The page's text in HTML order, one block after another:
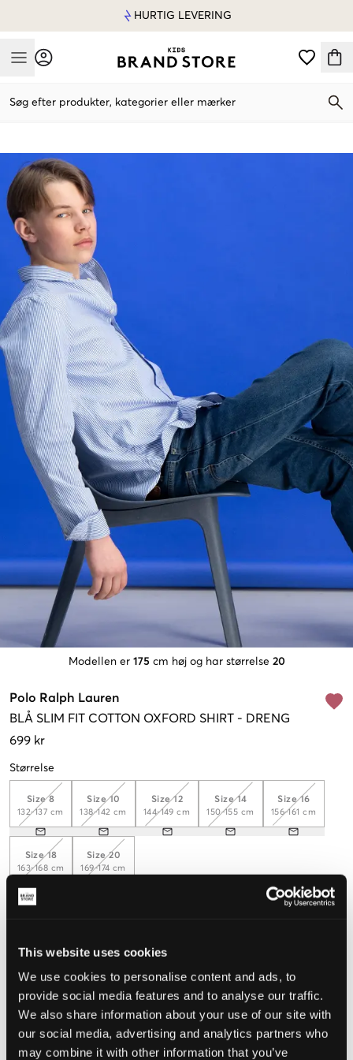
This website uses cookies
We use cookies to personalise content and ads, to
provide social media features and to analyse our traffic.
We also share information about your use of our site with
our social media, advertising and analytics partners who
may combine it with other information that you’ve
HURTIG LEVERING
Mobile Menu
Søg efter produkter, kategorier eller mærker
Modellen er 175 cm høj og har størrelse 20
Polo Ralph Lauren
BLÅ SLIM FIT COTTON OXFORD SHIRT - DRENG
699 kr
Størrelse
Size 8
132-137 cm
Size 10
138-142 cm
Size 12
144-149 cm
Size 14
150-155 cm
Size 16
156-161 cm
Size 18
163-168 cm
Size 20
169-174 cm
STØRRELSESGUIDE
VÆLG EN STØRRELSE